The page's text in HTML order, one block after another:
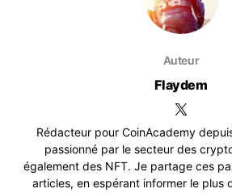
Auteur
Flaydem
Rédacteur pour CoinAcademy
passionné par le secteur des
également des NFT. Je partage ces
articles, en espérant informer le plus